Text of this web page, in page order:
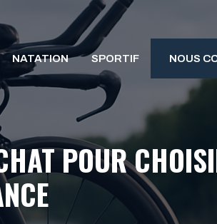
NATATION SPORTIF NOUS
POUR